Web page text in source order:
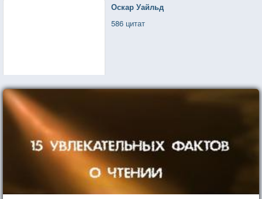
Оскар Уайльд
586 цитат